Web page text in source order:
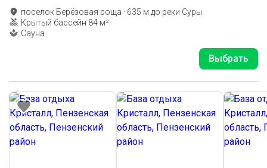
поселок Берёзовая роща · 635 м до реки Суры
Крытый бассейн 84 м²
Сауна
Выбрать